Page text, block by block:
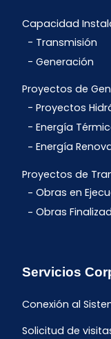
Capacidad
Transmisión
Generación
Proyectos de
Proyectos
Energía
Energía
Proyectos de
Obras en
Obras
Servicios
Conexión al
Solicitud de